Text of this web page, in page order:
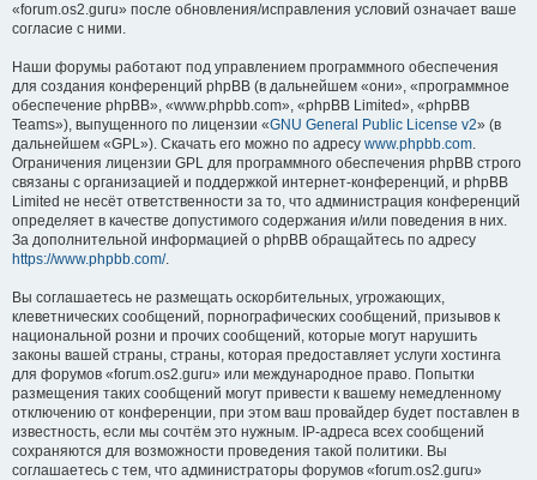
«forum.os2.guru» после обновления/исправления условий означает ваше
согласие с ними.
Наши форумы работают под управлением программного обеспечения
для создания конференций phpBB (в дальнейшем «они», «программное
обеспечение phpBB», «www.phpbb.com», «phpBB Limited», «phpBB
Teams»), выпущенного по лицензии «GNU General Public License v2» (в
дальнейшем «GPL»). Скачать его можно по адресу www.phpbb.com.
Ограничения лицензии GPL для программного обеспечения phpBB строго
связаны с организацией и поддержкой интернет-конференций, и phpBB
Limited не несёт ответственности за то, что администрация конференций
определяет в качестве допустимого содержания и/или поведения в них.
За дополнительной информацией о phpBB обращайтесь по адресу
https://www.phpbb.com/.
Вы соглашаетесь не размещать оскорбительных, угрожающих,
клеветнических сообщений, порнографических сообщений, призывов к
национальной розни и прочих сообщений, которые могут нарушить
законы вашей страны, страны, которая предоставляет услуги хостинга
для форумов «forum.os2.guru» или международное право. Попытки
размещения таких сообщений могут привести к вашему немедленному
отключению от конференции, при этом ваш провайдер будет поставлен в
известность, если мы сочтём это нужным. IP-адреса всех сообщений
сохраняются для возможности проведения такой политики. Вы
соглашаетесь с тем, что администраторы форумов «forum.os2.guru»